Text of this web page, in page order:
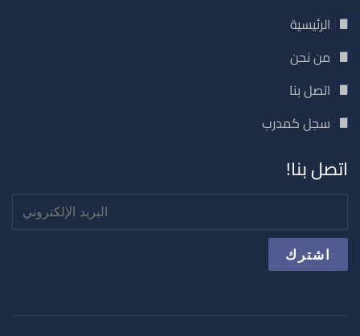
الرئيسية
من نحن
اتصل بنا
سجل كمدرب
اتصل بنا!